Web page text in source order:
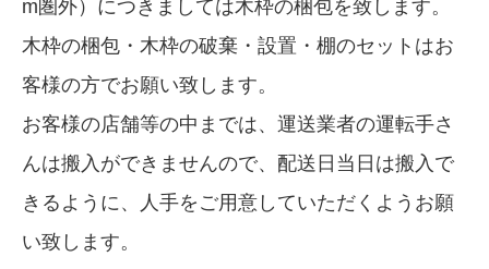
m圏外）につきましては木枠の梱包を致します。
木枠の梱包・木枠の破棄・設置・棚のセットはお
客様の方でお願い致します。
お客様の店舗等の中までは、運送業者の運転手さ
んは搬入ができませんので、配送日当日は搬入で
きるように、人手をご用意していただくようお願
い致します。